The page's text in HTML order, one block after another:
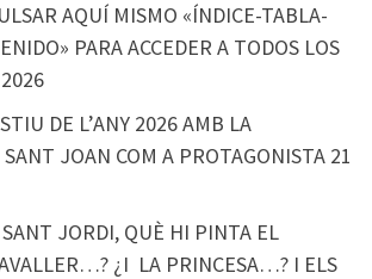
AQUÍ MISMO «ÍNDICE-TABLA-
PARA ACCEDER A TODOS LOS
DE L’ANY 2026 AMB LA
JOAN COM A PROTAGONISTA 21
JORDI, QUÈ HI PINTA EL
¿I LA PRINCESA…? I ELS